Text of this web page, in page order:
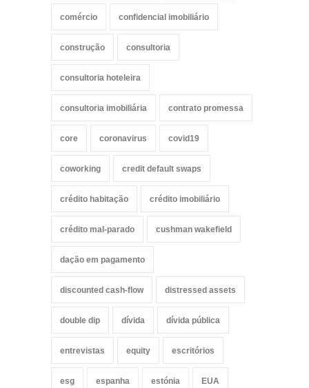
comércio confidencial imobiliário
construção consultoria
consultoria hoteleira
consultoria imobiliária contrato promessa
core coronavirus covid19
coworking credit default swaps
crédito habitação crédito imobiliário
crédito mal-parado cushman wakefield
dação em pagamento
discounted cash-flow distressed assets
double dip dívida dívida pública
entrevistas equity escritórios
esg espanha estónia EUA